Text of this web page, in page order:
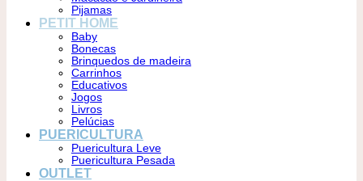
Pijamas
PETIT HOME
Baby
Bonecas
Brinquedos de madeira
Carrinhos
Educativos
Jogos
Livros
Pelúcias
PUERICULTURA
Puericultura Leve
Puericultura Pesada
OUTLET